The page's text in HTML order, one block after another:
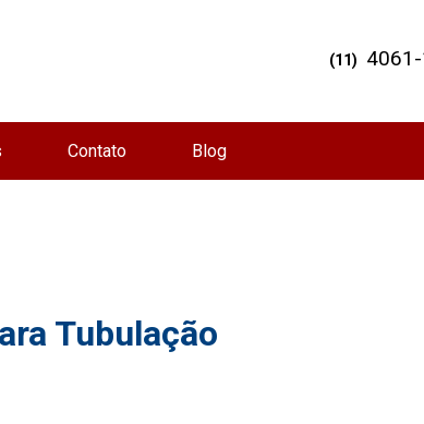
Contato Blog
(11)
Tubulação